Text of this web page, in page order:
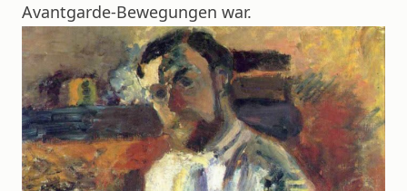
Avantgarde-Bewegungen war.